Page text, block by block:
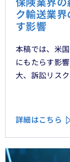
保険業界の
ク輸送業
す影響
本稿では、米
にもたらす影
大、訴訟リス
詳細はこちら